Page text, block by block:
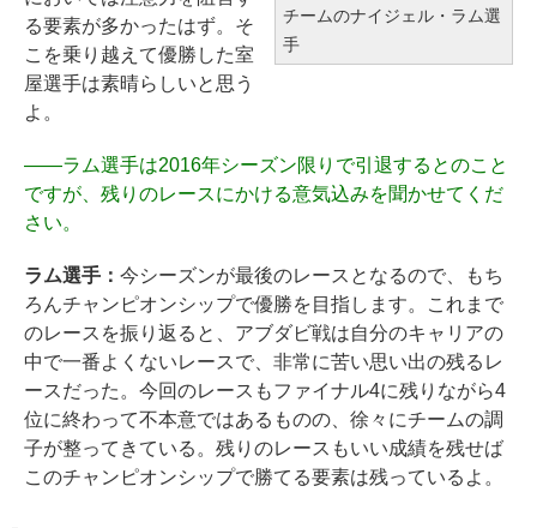
チームのナイジェル・ラム選
手
る要素が多かったはず。そ
こを乗り越えて優勝した室
屋選手は素晴らしいと思う
よ。
――ラム選手は2016年シーズン限りで引退するとのこと
ですが、残りのレースにかける意気込みを聞かせてくだ
さい。
ラム選手： 今シーズンが最後のレースとなるので、もち
ろんチャンピオンシップで優勝を目指します。これまで
のレースを振り返ると、アブダビ戦は自分のキャリアの
中で一番よくないレースで、非常に苦い思い出の残るレ
ースだった。今回のレースもファイナル4に残りながら4
位に終わって不本意ではあるものの、徐々にチームの調
子が整ってきている。残りのレースもいい成績を残せば
このチャンピオンシップで勝てる要素は残っているよ。